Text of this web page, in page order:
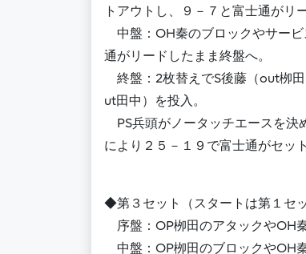
トアウトし、９－７と富士通がリ
中盤：OH秦のブロックやサービ
通がリードしたまま終盤へ。
終盤：2枚替えでS後藤（out栁
ut田中）を投入。
PS兵頭がノータッチエースを決
により２５－１９で富士通がセッ
◆第３セット（スタートは第１セッ
序盤：OP栁田のアタックやOH
中盤：OP栁田のブロックやOH